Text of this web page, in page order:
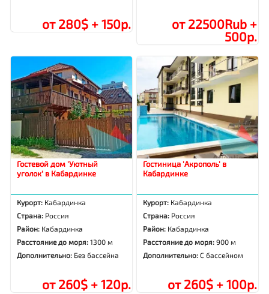
от 280$ + 150р.
от 22500Rub +
500р.
Гостевой дом 'Уютный
уголок' в Кабардинке
Курорт: Кабардинка
Страна: Россия
Район: Кабардинка
Расстояние до моря:1300 м
Дополнительно: Без бассейна
от 260$ + 120р.
Гостиница 'Акрополь' в
Кабардинке
Курорт: Кабардинка
Страна: Россия
Район: Кабардинка
Расстояние до моря:900 м
Дополнительно:С бассейном
от 260$ + 100р.